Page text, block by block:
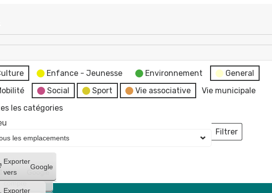
Enfance - Jeunesse Environnement
General
Social Sport Vie associative
Vie municipale
les catégories
Créer
un
compte
Google
Exporter
vers
Google
Exporter
Filtrer
Lieux